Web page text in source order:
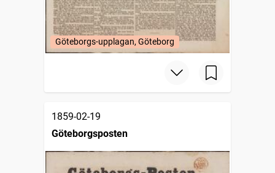
Göteborgs-upplagan, Göteborg
1859-02-19
Göteborgsposten